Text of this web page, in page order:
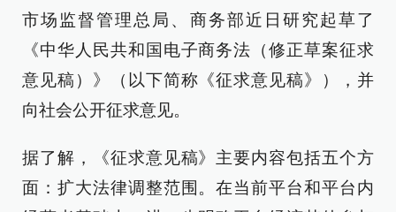
市场监督管理总局、商务部近日研究起草了
《中华人民共和国电子商务法（修正草案征求
意见稿）》（以下简称《征求意见稿》），并
向社会公开征求意见。
据了解，《征求意见稿》主要内容包括五个方
面：扩大法律调整范围。在当前平台和平台内